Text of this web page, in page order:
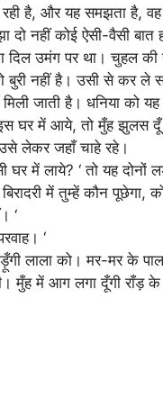
रही है, और यह समझता है,
नहीं कोई ऐसी-वैसी बात
दिल उमंग पर था। चुहल
नहीं है। उसी से कर ले
जाती है। धनिया को
घर में आये, तो मुँह झुलस दूँ
लेकर जहाँ चाहे रहे।
घर में लाये? ‘ तो यह दोनों
में तुम्हें कौन पूछेगा,
‘
‘
लाला को। मर-मर के
मुँह में आग लगा दूँगी राँड़